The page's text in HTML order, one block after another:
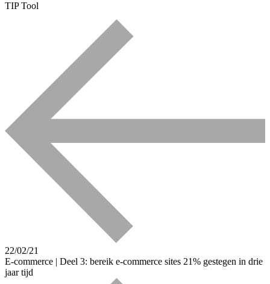
TIP Tool
22/02/21
E-commerce | Deel 3: bereik e-commerce sites 21% gestegen in drie
jaar tijd